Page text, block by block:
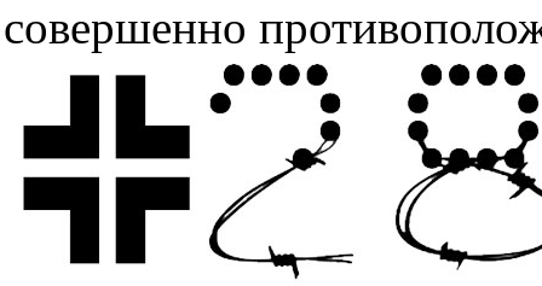
совершенно